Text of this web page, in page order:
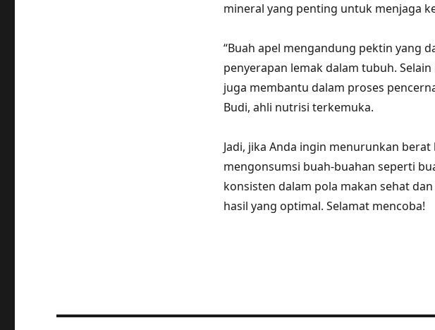
mineral yang penting untuk menjaga
“Buah apel mengandung pektin yang
penyerapan lemak dalam tubuh.
juga membantu dalam proses
Budi, ahli nutrisi terkemuka.
Jadi, jika Anda ingin menurunkan
mengonsumsi buah-buahan seperti
konsisten dalam pola makan sehat
hasil yang optimal. Selamat mencoba!